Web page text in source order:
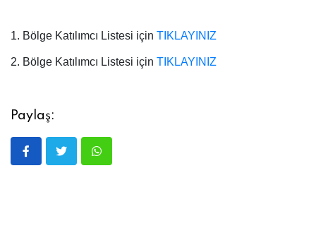
1. Bölge Katılımcı Listesi için TIKLAYINIZ
2. Bölge Katılımcı Listesi için TIKLAYINIZ
Paylaş: